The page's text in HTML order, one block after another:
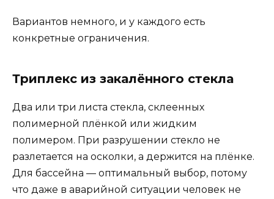
Вариантов немного, и у каждого есть
конкретные ограничения.
Триплекс из закалённого стекла
Два или три листа стекла, склеенных
полимерной плёнкой или жидким
полимером. При разрушении стекло не
разлетается на осколки, а держится на плёнке.
Для бассейна — оптимальный выбор, потому
что даже в аварийной ситуации человек не